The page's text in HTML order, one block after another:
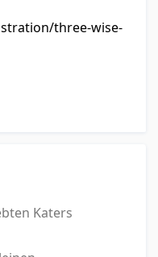
three-wise-
Katers